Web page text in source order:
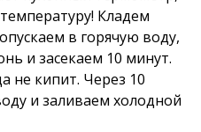
Кладем
в горячую воду,
и засекаем 10 минут.
не кипит. Через 10
и заливаем холодной